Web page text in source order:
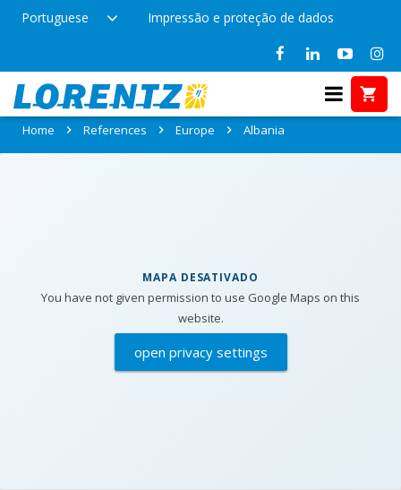
Portuguese Impressão e proteção de dados
References in Albania
Home References Europe Albania
MAPA DESATIVADO
You have not given permission to use Google Maps on this
website.
open privacy settings